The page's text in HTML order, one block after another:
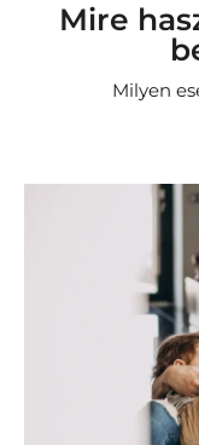
Mire
Milyen